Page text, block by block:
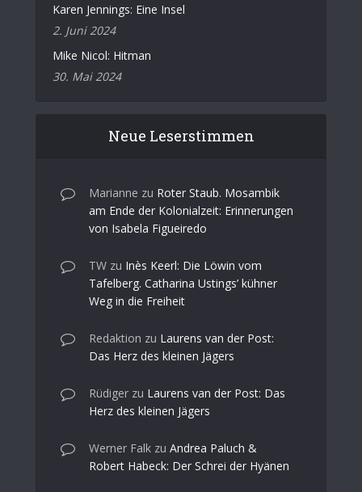
Karen Jennings: Eine Insel
2. Juni 2024
Mike Nicol: Hitman
30. Mai 2024
Neue Leserstimmen
Marianne zu Roter Staub. Mosambik
am Ende der Kolonialzeit: Erinnerungen
von Isabela Figueiredo
TW zu Inès Keerl: Die Löwin vom
Tafelberg. Catharina Ustings’ kühner
Weg in die Freiheit
Redaktion zu Laurens van der Post:
Das Herz des kleinen Jägers
Rüdiger zu Laurens van der Post: Das
Herz des kleinen Jägers
Werner Falk zu Andrea Paluch &
Robert Habeck: Der Schrei der Hyänen